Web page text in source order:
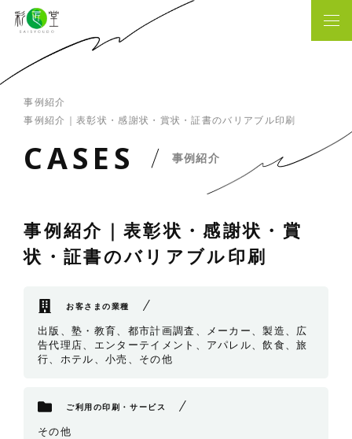
事例紹介
事例紹介｜表彰状・感謝状・賞状・証書のバリアブル印刷
CASES 事例紹介
事例紹介｜表彰状・感謝状・賞
状・証書のバリアブル印刷
お客さまの業種
出版、塾・教育、都市計画調査、メーカー、製造、広
告代理店、エンターテイメント、アパレル、飲食、旅
行、ホテル、小売、その他
ご利用の印刷・サービス
その他